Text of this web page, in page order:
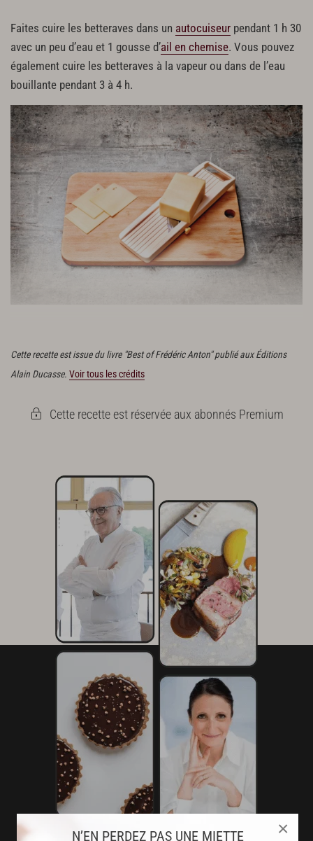
N’EN PERDEZ PAS UNE MIETTE ×
Faites cuire les betteraves dans un autocuiseur pendant 1 h 30
avec un peu d’eau et 1 gousse d’ail en chemise. Vous pouvez
également cuire les betteraves à la vapeur ou dans de l’eau
bouillante pendant 3 à 4 h.
Cette recette est issue du livre "Best of Frédéric Anton" publié aux Éditions
Alain Ducasse. Voir tous les crédits
Cette recette est réservée aux abonnés Premium